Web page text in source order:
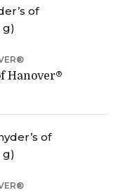
Hanover®